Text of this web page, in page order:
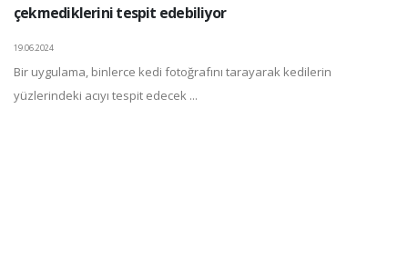
çekmediklerini tespit edebiliyor
19.06.2024
Bir uygulama, binlerce kedi fotoğrafını tarayarak kedilerin
yüzlerindeki acıyı tespit edecek ...